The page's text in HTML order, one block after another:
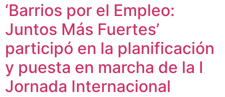
‘Barrios por el Empleo:
Juntos Más Fuertes’
participó en la planificación
y puesta en marcha de la I
Jornada Internacional